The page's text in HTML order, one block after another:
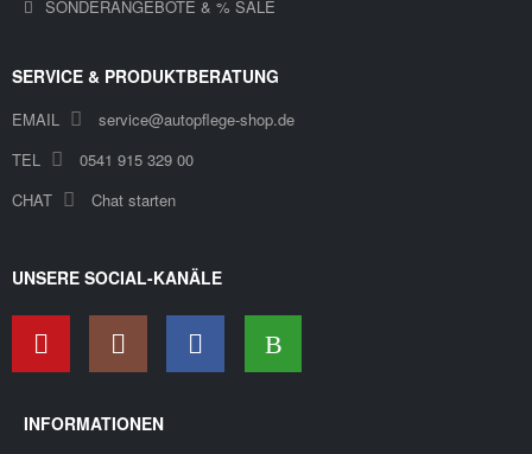
SONDERANGEBOTE & % SALE
SERVICE & PRODUKTBERATUNG
EMAIL
service@autopflege-shop.de
TEL
0541 915 329 00
CHAT
Chat starten
UNSERE SOCIAL-KANÄLE
INFORMATIONEN